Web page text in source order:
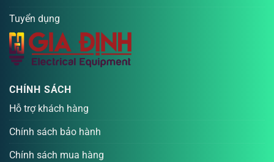
Tuyển dụng
CHÍNH SÁCH
Hỗ trợ khách hàng
Chính sách bảo hành
Chính sách mua hàng